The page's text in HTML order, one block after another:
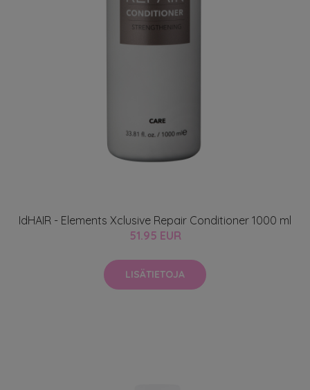
IdHAIR - Elements Xclusive Repair Conditioner 1000 ml
51.95 EUR
LISÄTIETOJA